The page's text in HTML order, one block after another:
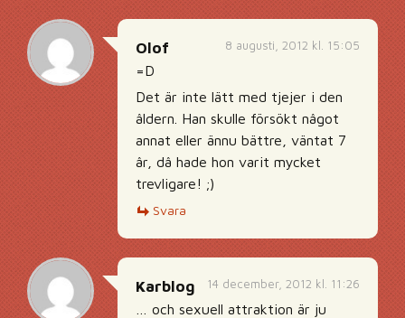
8 augusti, 2012 kl. 15:05
Olof
=D
Det är inte lätt med tjejer i den
âldern. Han skulle försökt nâgot
annat eller ännu bättre, väntat 7
âr, dâ hade hon varit mycket
trevligare! ;)
Svara
14 december, 2012 kl. 11:26
Karblog
… och sexuell attraktion är ju